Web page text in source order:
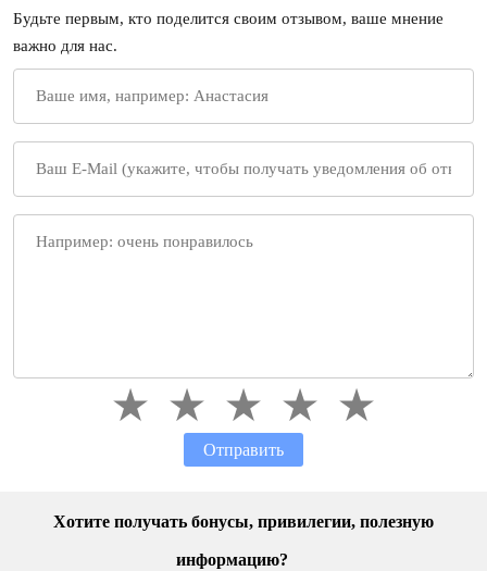
Будьте первым, кто поделится своим отзывом, ваше мнение
важно для нас.
Отправить
Хотите получать бонусы, привилегии, полезную
информацию?